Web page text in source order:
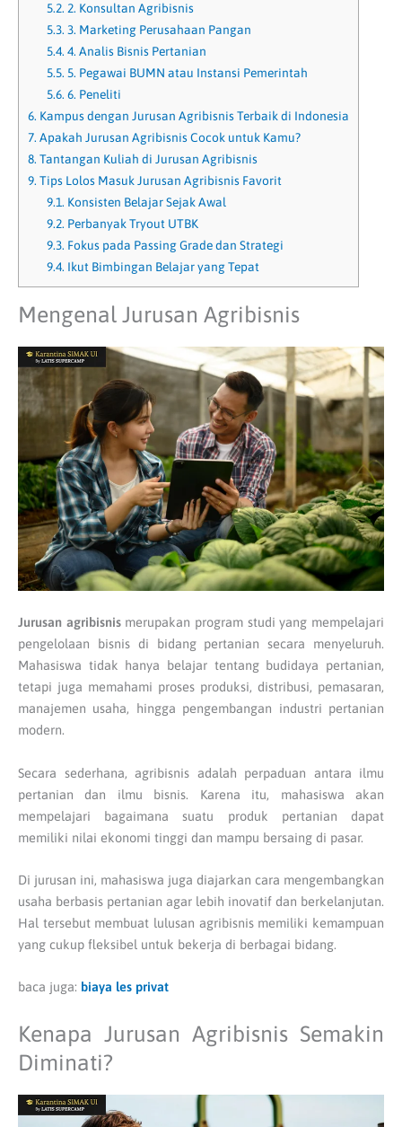
5.2. 2. Konsultan Agribisnis
5.3. 3. Marketing Perusahaan Pangan
5.4. 4. Analis Bisnis Pertanian
5.5. 5. Pegawai BUMN atau Instansi Pemerintah
5.6. 6. Peneliti
6. Kampus dengan Jurusan Agribisnis Terbaik di Indonesia
7. Apakah Jurusan Agribisnis Cocok untuk Kamu?
8. Tantangan Kuliah di Jurusan Agribisnis
9. Tips Lolos Masuk Jurusan Agribisnis Favorit
9.1. Konsisten Belajar Sejak Awal
9.2. Perbanyak Tryout UTBK
9.3. Fokus pada Passing Grade dan Strategi
9.4. Ikut Bimbingan Belajar yang Tepat
Mengenal Jurusan Agribisnis
Jurusan agribisnismerupakan program studi yang mempelajari
pengelolaan bisnis di bidang pertanian secara menyeluruh.
Mahasiswa tidak hanya belajar tentang budidaya pertanian,
tetapi juga memahami proses produksi, distribusi, pemasaran,
manajemen usaha, hingga pengembangan industri pertanian
modern.
Secara sederhana, agribisnis adalah perpaduan antara ilmu
pertanian dan ilmu bisnis. Karena itu, mahasiswa akan
mempelajari bagaimana suatu produk pertanian dapat
memiliki nilai ekonomi tinggi dan mampu bersaing di pasar.
Di jurusan ini, mahasiswa juga diajarkan cara mengembangkan
usaha berbasis pertanian agar lebih inovatif dan berkelanjutan.
Hal tersebut membuat lulusan agribisnis memiliki kemampuan
yang cukup fleksibel untuk bekerja di berbagai bidang.
baca juga: biaya les privat
Kenapa Jurusan Agribisnis Semakin
Diminati?